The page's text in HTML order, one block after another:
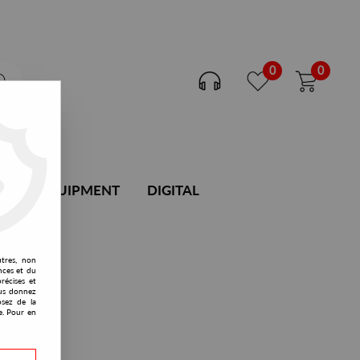
0 0
DJ EQUIPMENT DIGITAL
non
et du
et
donnez
de la
Pour en